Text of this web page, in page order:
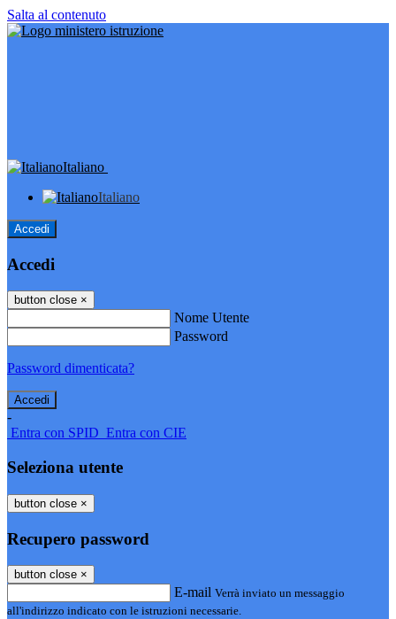
Salta al contenuto
Italiano
Italiano
Accedi
Accedi
button close ×
Nome Utente
Password
Password dimenticata?
-
Entra con SPID Entra con CIE
Seleziona utente
button close ×
Recupero password
button close ×
E-mail Verrà inviato un messaggio
all'indirizzo indicato con le istruzioni necessarie.